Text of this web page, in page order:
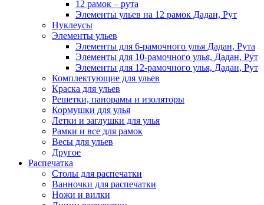
12 рамок – рута
Элементы ульев на 12 рамок Дадан, Рут
Нуклеусы
Элементы ульев
Элементы для 6-рамочного улья Дадан, Рута
Элементы для 10-рамочного улья, Дадан, Рут
Элементы для 12-рамочного улья, Дадан, Рут
Комплектующие для ульев
Краска для ульев
Решетки, панорамы и изоляторы
Кормушки для улья
Летки и заглушки для улья
Рамки и все для рамок
Весы для ульев
Другое
Распечатка
Столы для распечатки
Ванночки для распечатки
Ножи и вилки